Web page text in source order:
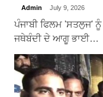
Admin July 9, 2026
ਪੰਜਾਬੀ ਫਿਲਮ 'ਸਤਲੁਜ'
ਜਥੇਬੰਦੀ ਦੇ ਆਗੂ ਭਾਈ…